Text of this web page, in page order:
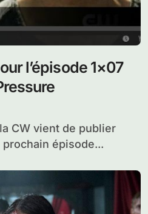
l’épisode 1×07
épisode...